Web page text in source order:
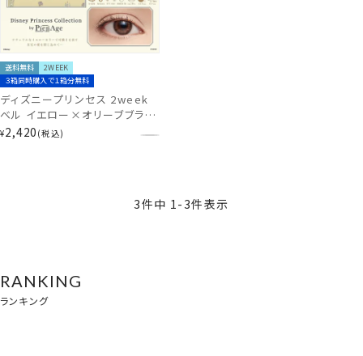
送料無料
2WEEK
３箱同時購入で１箱分無料
ディズニープリンセス 2week
ベル イエロー×オリーブブラウ
ン [6枚入] Disney Princess
¥2,420 税込
3件中 1 - 3件表示
RANKING
ランキング